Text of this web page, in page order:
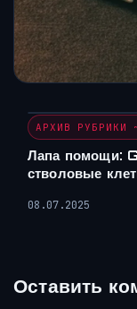
АРХИВ РУБРИКИ
Лапа помощи:
стволовые
08.07.2025
Оставить